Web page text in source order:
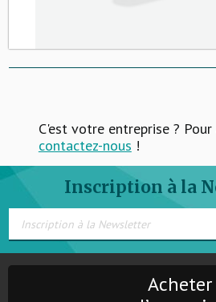
C'est votre entreprise ?
contactez-nous !
Inscription à la
Acheter